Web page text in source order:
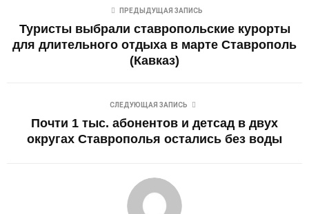
ПРЕДЫДУЩАЯ ЗАПИСЬ
Туристы выбрали ставропольские курорты
для длительного отдыха в марте Ставрополь
(Кавказ)
СЛЕДУЮЩАЯ ЗАПИСЬ
Почти 1 тыс. абонентов и детсад в двух
округах Ставрополья остались без воды